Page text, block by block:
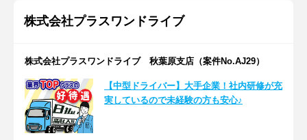
株式会社プラスワンドライブ
株式会社プラスワンドライブ 秋葉原支店（案件No.AJ29）
【中型ドライバー】大手企業！社内研修が充
実しているので未経験の方も安心♪